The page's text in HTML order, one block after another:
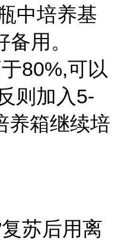
中培养基
用。
80%,可以
则加入5-
养箱继续培
苏后用离